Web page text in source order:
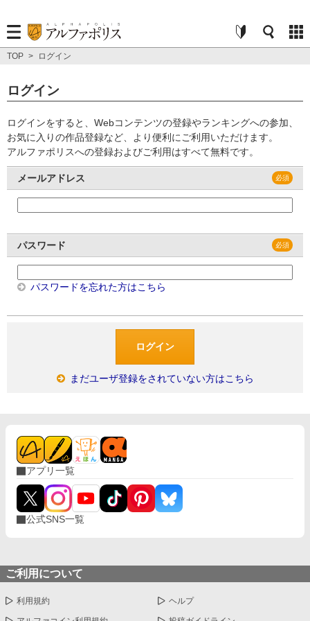
TOP > ログイン
ログイン
ログインをすると、Webコンテンツの登録やランキングへの参加、
お気に入りの作品登録など、より便利にご利用いただけます。
アルファポリスへの登録およびご利用はすべて無料です。
メールアドレス
パスワード
パスワードを忘れた方はこちら
まだユーザ登録をされていない方はこちら
アプリ一覧
公式SNS一覧
ご利用について
利用規約 ヘルプ